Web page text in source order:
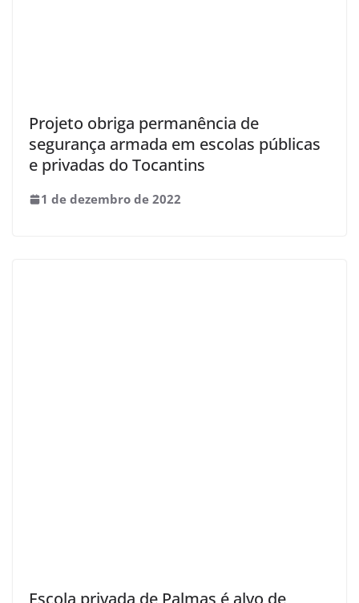
Projeto obriga permanência de
segurança armada em escolas públicas
e privadas do Tocantins
1 de dezembro de 2022
Escola privada de Palmas é alvo de